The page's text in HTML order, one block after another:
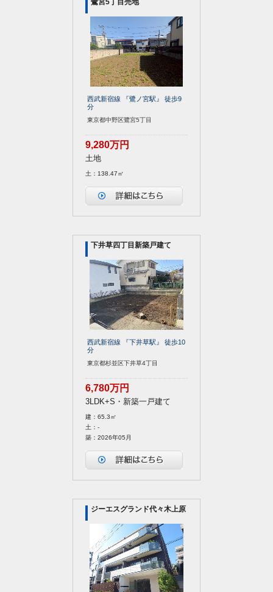
鷺宮5丁目売地
西武新宿線 『鷺ノ宮駅』 徒歩9
分
東京都中野区鷺宮5丁目
9,280万円
土地
土：138.47㎡
下井草四丁目新築戸建て
西武新宿線 『下井草駅』 徒歩10
分
東京都杉並区下井草4丁目
6,780万円
3LDK+S・新築一戸建て
建：65.3㎡
土：-
築：2026年05月
ジーエスグランド代々木上原